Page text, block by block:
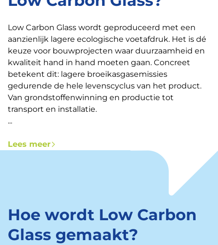
Low Carbon Glass wordt geproduceerd met een
aanzienlijk lagere ecologische voetafdruk. Het is dé
keuze voor bouwprojecten waar duurzaamheid en
kwaliteit hand in hand moeten gaan. Concreet
betekent dit: lagere broeikasgasemissies
gedurende de hele levenscyclus van het product.
Van grondstoffenwinning en productie tot
transport en installatie.
...
Lees meer
Hoe wordt Low Carbon
Glass gemaakt?